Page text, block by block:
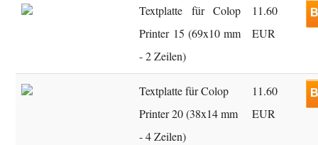
Textplatte für Colop
Printer 15 (69x10 mm
- 2 Zeilen)
11.60
EUR
Textplatte für Colop
Printer 20 (38x14 mm
- 4 Zeilen)
11.60
EUR